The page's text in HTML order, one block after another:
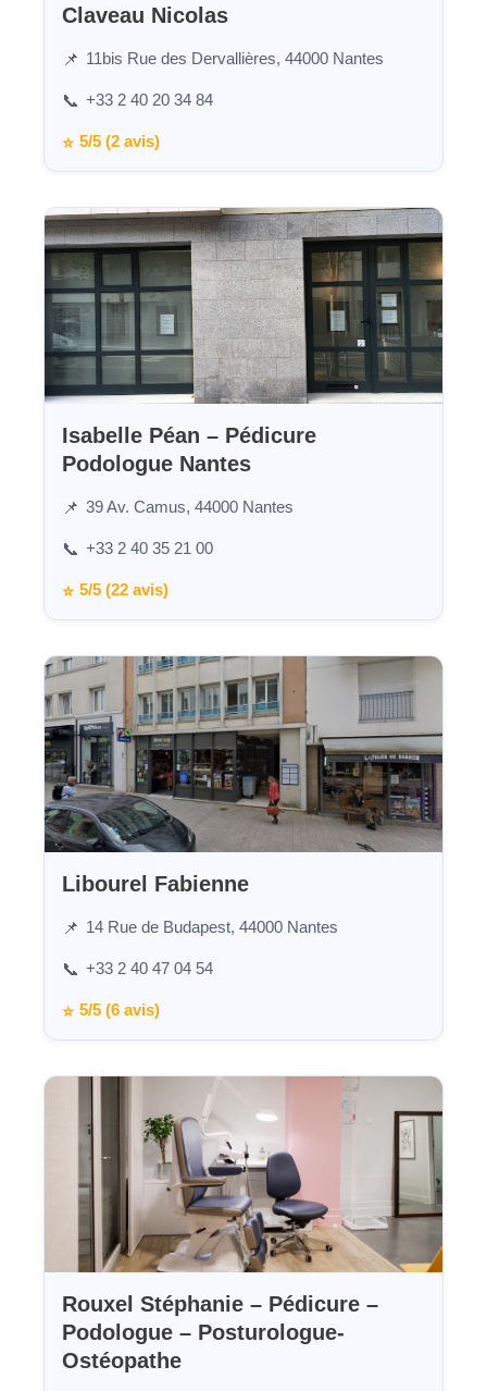
Claveau Nicolas
📌 11bis Rue des Dervallières, 44000 Nantes
📞 +33 2 40 20 34 84
⭐ 5/5 (2 avis)
Isabelle Péan – Pédicure
Podologue Nantes
📌 39 Av. Camus, 44000 Nantes
📞 +33 2 40 35 21 00
⭐ 5/5 (22 avis)
Libourel Fabienne
📌 14 Rue de Budapest, 44000 Nantes
📞 +33 2 40 47 04 54
⭐ 5/5 (6 avis)
Rouxel Stéphanie – Pédicure –
Podologue – Posturologue-
Ostéopathe